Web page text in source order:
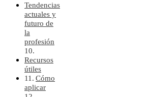
Tendencias
actuales y
futuro de
la
profesión
Recursos
útiles
Cómo
aplicar